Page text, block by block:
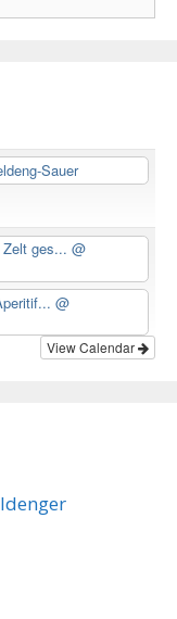
Sauer
ges... @
@
View Calendar